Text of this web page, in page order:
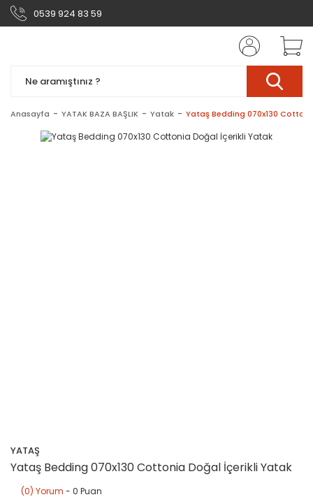
0539 924 83 59
Anasayfa YATAK BAZA BAŞLIK Yatak Yataş Bedding 070x130
YATAŞ
Yataş Bedding 070x130 Cottonia Doğal İçerikli Yatak
(0) Yorum - 0 Puan